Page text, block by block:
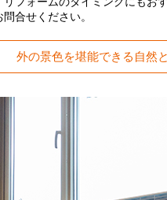
合せください。
外の景色を堪能できる自然